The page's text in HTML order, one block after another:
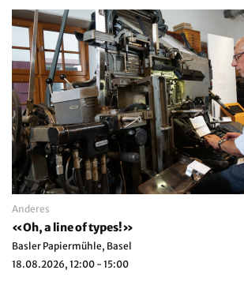
Anderes
«Oh, a line of types!»
Basler Papiermühle, Basel
18.08.2026, 12:00 - 15:00